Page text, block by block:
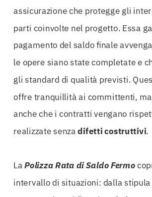
assicurazione che protegge gli
parti coinvolte nel progetto. Essa
pagamento del saldo finale
le opere siano state completate e
gli standard di qualità previsti.
offre tranquillità ai committenti,
anche che i contratti vengano
realizzate senzadifetti costruttivi.
LaPolizza Rata di Saldo Fermo
intervallo di situazioni: dalla stipula